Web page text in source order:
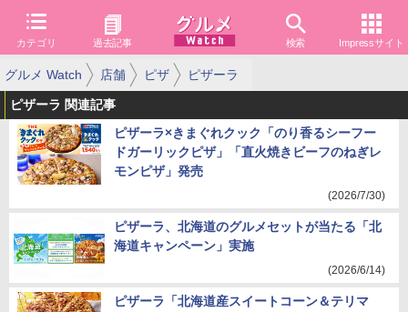
カテゴリ 過去記事 検索 Impressサイト
グルメ Watch 店舗 ピザ ピザーラ
ピザーラ 関連記事
ピザーラ×きまぐれクック「のり香るシーフー
ドガーリックピザ」「直火焼きビーフのねぎレ
モンピザ」発売
(2026/7/30)
ピザーラ、北海道のグルメセットが当たる「北
海道キャンペーン」実施
(2026/6/14)
ピザーラ「北海道産スイートコーン＆テリマ